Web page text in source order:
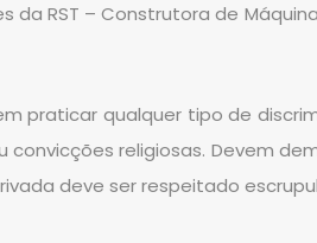
RST – Construtora de
praticar qualquer tipo de
religiosas. Devem
deve ser respeitado